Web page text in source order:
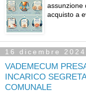
assunzione
acquisto a
16 dicembre 2024
VADEMECUM
INCARICO
COMUNALE